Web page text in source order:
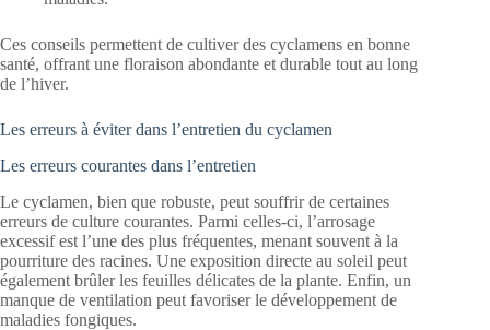
Ces conseils permettent de cultiver des cyclamens en bonne
santé, offrant une floraison abondante et durable tout au long
de l’hiver.
Les erreurs à éviter dans l’entretien du cyclamen
Les erreurs courantes dans l’entretien
Le cyclamen, bien que robuste, peut souffrir de certaines
erreurs de culture courantes. Parmi celles-ci, l’arrosage
excessif est l’une des plus fréquentes, menant souvent à la
pourriture des racines. Une exposition directe au soleil peut
également brûler les feuilles délicates de la plante. Enfin, un
manque de ventilation peut favoriser le développement de
maladies fongiques.